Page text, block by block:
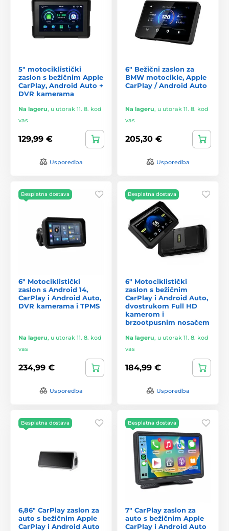
5" motociklistički
zaslon s bežičnim Apple
CarPlay, Android Auto +
DVR kamerama
Na lageru, u utorak 11. 8. kod
vas
129,99 €
Usporedba
6" Bežični zaslon za
BMW motocikle, Apple
CarPlay / Android Auto
Na lageru, u utorak 11. 8. kod
vas
205,30 €
Usporedba
Besplatna dostava
6" Motociklistički
zaslon s Android 14,
CarPlay i Android Auto,
DVR kamerama i TPMS
Na lageru, u utorak 11. 8. kod
vas
234,99 €
Usporedba
Besplatna dostava
6" Motociklistički
zaslon s bežičnim
CarPlay i Android Auto,
dvostrukom Full HD
kamerom i
brzootpusnim nosačem
Na lageru, u utorak 11. 8. kod
vas
184,99 €
Usporedba
Besplatna dostava
6,86" CarPlay zaslon za
auto s bežičnim Apple
CarPlay i Android Auto
Besplatna dostava
7" CarPlay zaslon za
auto s bežičnim Apple
CarPlay i Android Auto